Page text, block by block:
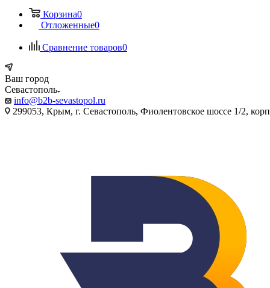
Корзина0
Отложенные0
Сравнение товаров0
Ваш город
Севастополь
info@b2b-sevastopol.ru
299053, Крым, г. Севастополь, Фиолентовское шоссе 1/2,